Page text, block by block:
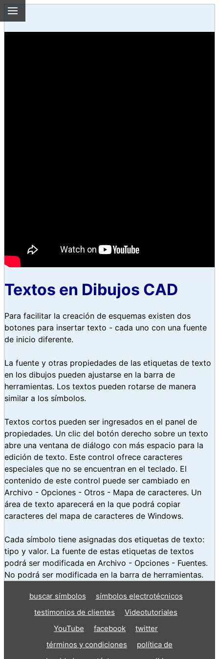
Textos en Dibujos CAD
Para facilitar la creación de esquemas existen dos
botones para insertar texto - cada uno con una fuente
de inicio diferente.
La fuente y otras propiedades de las etiquetas de texto
en los dibujos pueden ajustarse en la barra de
herramientas. Los textos pueden rotarse de manera
similar a los símbolos.
Textos cortos pueden ser ingresados en el panel de
propiedades. Un clic del botón derecho sobre un texto
abre una ventana de diálogo con más espacio para la
edición de texto. Este control ofrece caracteres
especiales que no se encuentran en el teclado. El
contenido de este control puede ser cambiado en
Archivo - Opciones - Otros - Mapa de caracteres. Un
área de texto aparecerá en la que podrá copiar
caracteres del mapa de caracteres de Windows.
Cada símbolo tiene asignadas dos etiquetas de texto:
tipo y valor. La fuente de estas etiquetas de textos
podrá ser modificada en Archivo - Opciones - Fuentes.
No podrá ser modificada en la barra de herramientas.
buscar símbolos
símbolos electrotécnicos
testimonios de clientes
Videotutoriales
YouTube
facebook
twitter
términos y condiciones
política de